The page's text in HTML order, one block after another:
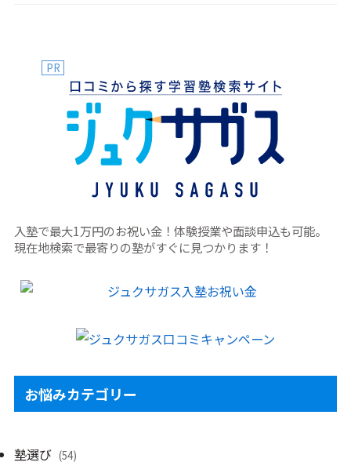
PR
入塾で最大1万円のお祝い金！体験授業や面談申込も可能。
現在地検索で最寄りの塾がすぐに見つかります！
お悩みカテゴリー
塾選び (54)